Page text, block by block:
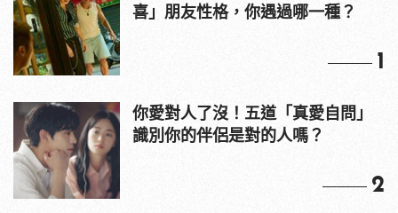
喜」朋友性格，你遇過哪一種？
1
你愛對人了沒！五道「真愛自問」
識別你的伴侶是對的人嗎？
2